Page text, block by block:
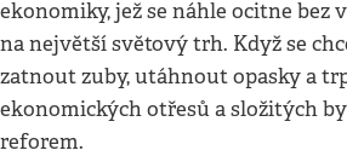
ekonomiky, jež se náhle ocitne bez
na největší světový trh. Když se
zatnout zuby, utáhnout opasky a
ekonomických otřesů a složitých
reforem.